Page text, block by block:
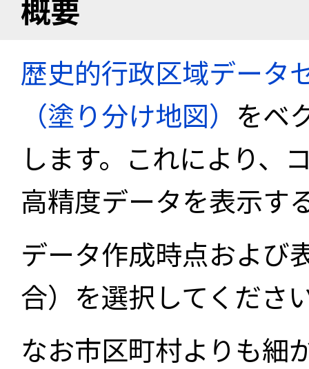
概要
歴史的行政区域データ
（塗り分け地図） をベ
します。これにより、
高精度データを表示す
データ作成時点および
合）を選択してくださ
なお市区町村よりも細